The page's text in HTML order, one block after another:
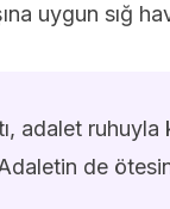
uygun sığ
adalet ruhuyla
de